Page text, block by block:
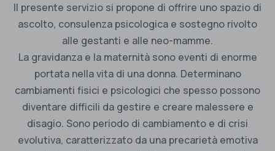
Il presente servizio si propone di offrire uno spazio di
ascolto, consulenza psicologica e sostegno rivolto
alle gestanti e alle neo-mamme.
La gravidanza e la maternità sono eventi di enorme
portata nella vita di una donna. Determinano
cambiamenti fisici e psicologici che spesso possono
diventare difficili da gestire e creare malessere e
disagio. Sono periodo di cambiamento e di crisi
evolutiva, caratterizzato da una precarietà emotiva